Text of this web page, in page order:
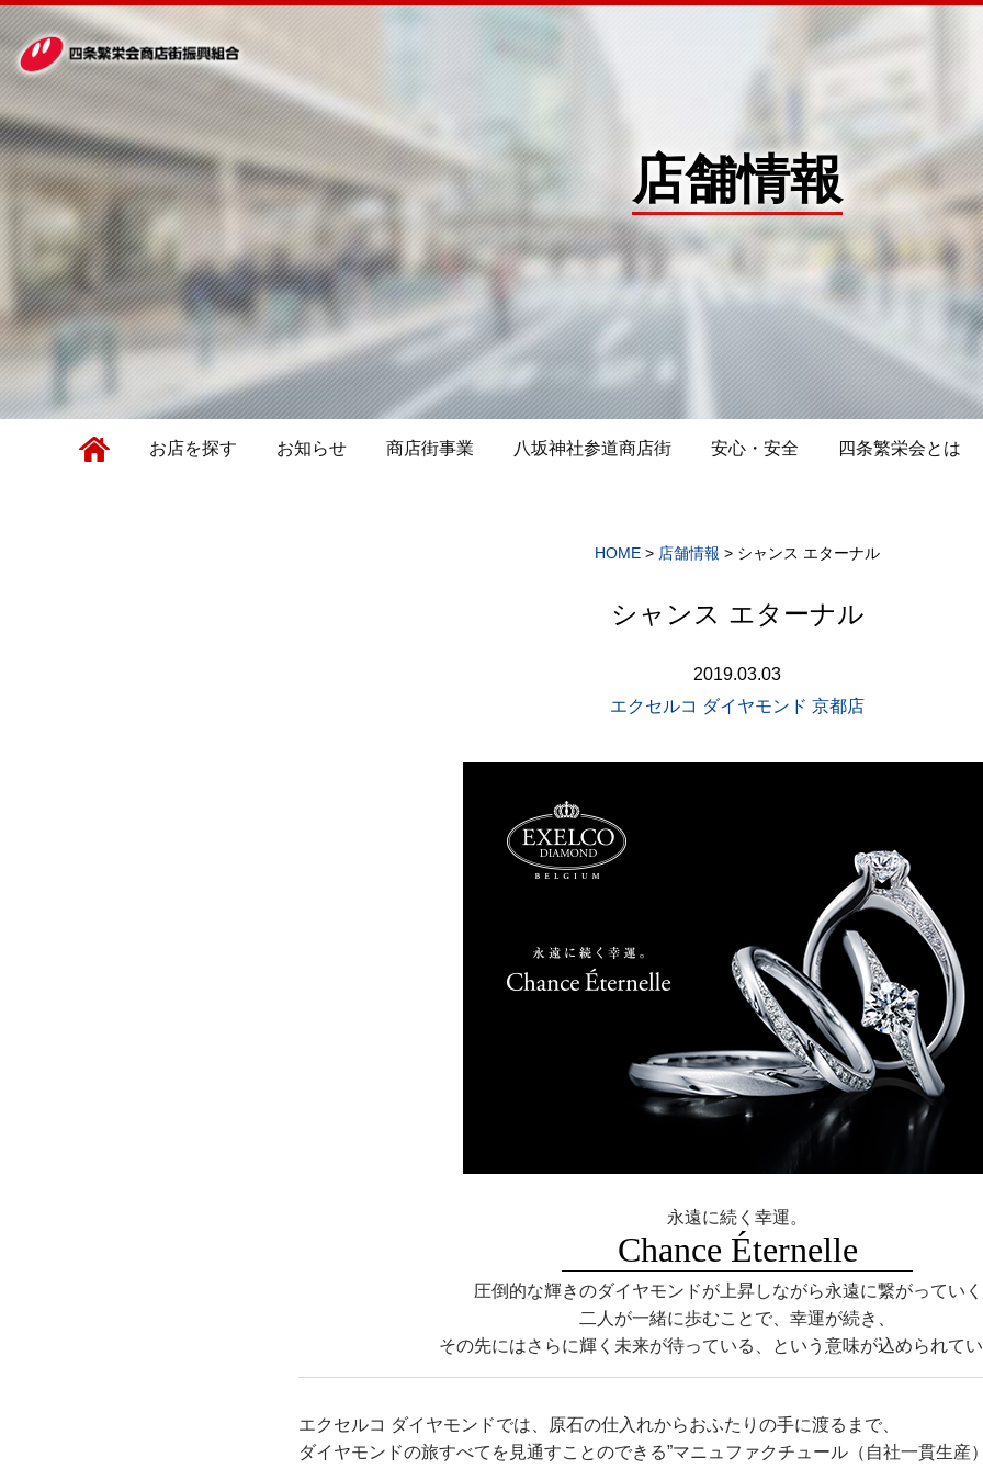
店舗情報
お店を探す お知らせ 商店街事業 八坂神社参道商店街 安心・安全 四条繁栄会とは
HOME > 店舗情報 > シャンス エターナル
シャンス エターナル
2019.03.03
エクセルコ ダイヤモンド 京都店
永遠に続く幸運。
Chance Éternelle
圧倒的な輝きのダイヤモンドが上昇しながら永遠に繋がってい
二人が一緒に歩むことで、幸運が続き、
その先にはさらに輝く未来が待っている、という意味が込められて
エクセルコ ダイヤモンドでは、原石の仕入れからおふたりの手に渡るまで、
ダイヤモンドの旅すべてを見通すことのできる”マニュファクチュール（自社一貫生産